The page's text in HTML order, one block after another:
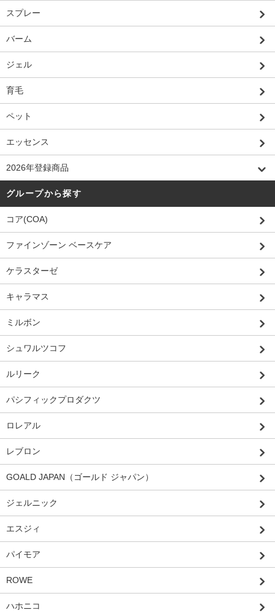
スプレー
バーム
ジェル
育毛
ペット
エッセンス
2026年登録商品
グループから探す
コア(COA)
ファインゾーン ベースケア
ケラスターゼ
キャラマス
ミルボン
シュワルツコフ
ルリーク
パシフィックプロダクツ
ロレアル
レブロン
GOALD JAPAN（ゴールド ジャパン）
ジェルニック
エスジィ
パイモア
ROWE
ハホニコ